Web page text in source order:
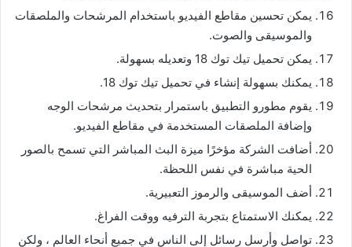
يمكن تحسين مقاطع الفيديو باستخدام المرشحات والملصقات
والموسيقى والصوت.
يمكن تحميل تيك توك 18 وتعديله بسهولة.
يمكنك بسهولة إنشاء في تحميل تيك توك 18.
يقوم مطورو التطبيق باستمرار بتحديث مرشحات الوجه
وإضافة الملصقات المستخدمة في مقاطع الفيديو.
أضافت الشركة مؤخرًا ميزة البث المباشر التي تسمح بالصور
الحية مباشرة في نفس اللحظة.
أضف الموسيقى والرموز التعبيرية.
يمكنك الاستمتاع بتجربة الترفيه ووقت الفراغ.
تواصل وأرسل رسائل إلى الناس في جميع أنحاء العالم ، ولكن